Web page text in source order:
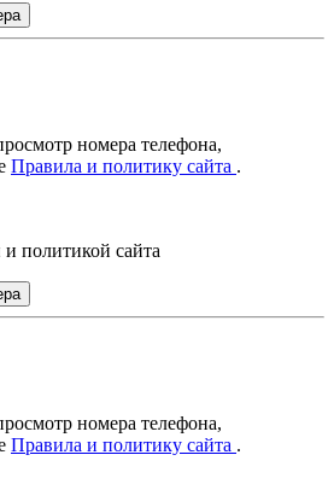
номера телефона,
Правила и политику сайта .
политикой сайта
номера телефона,
Правила и политику сайта .